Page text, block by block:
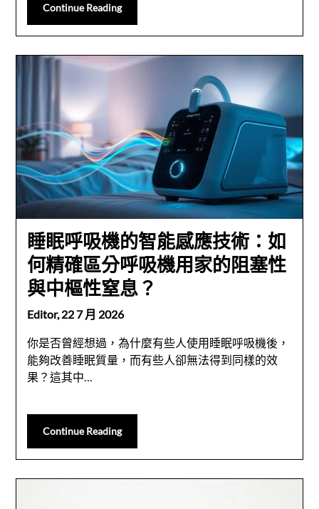
Continue Reading
睡眠呼吸機的智能感應技術：如
何精確區分呼吸機用家的阻塞性
與中樞性窒息？
Editor,22 7 月 2026
你是否曾經想過，為什麼有些人使用睡眠呼吸機後，
能夠改善睡眠質量，而有些人卻無法得到同樣的效
果？這其中…
Continue Reading